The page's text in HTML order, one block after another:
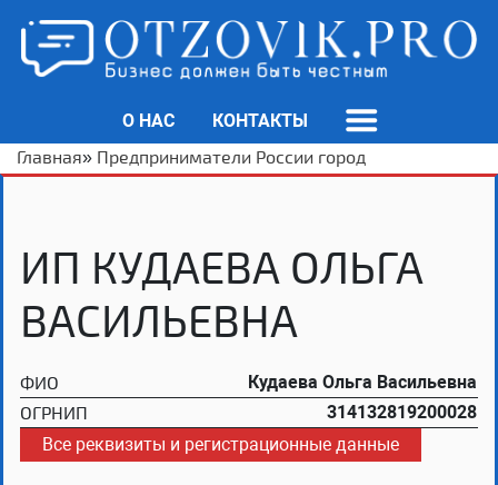
О НАС
КОНТАКТЫ
Главная» Предприниматели России город
ИП КУДАЕВА ОЛЬГА
ВАСИЛЬЕВНА
ФИО
Кудаева Ольга Васильевна
ОГРНИП
314132819200028
Все реквизиты и регистрационные данные